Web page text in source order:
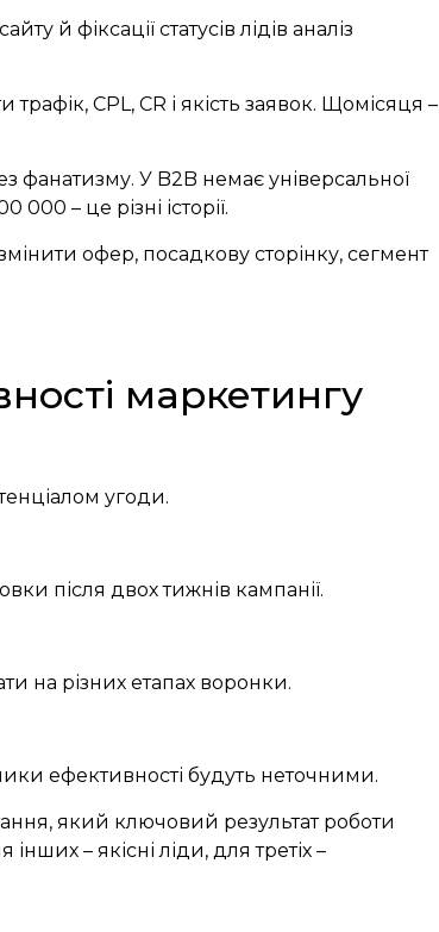
й фіксації статусів лідів аналіз
CPL, CR і якість заявок. Щомісяця –
фанатизму. У B2B немає універсальної
000 – це різні історії.
офер, посадкову сторінку, сегмент
маркетингу
угоди.
після двох тижнів кампанії.
на різних етапах воронки.
ефективності будуть неточними.
який ключовий результат роботи
– якісні ліди, для третіх –